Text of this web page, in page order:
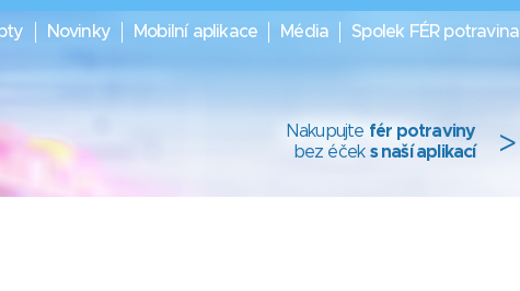
Novinky Mobilní aplikace Média Spolek FÉR potravina
Nakupujte fér potraviny
bez éček s naší aplikací >